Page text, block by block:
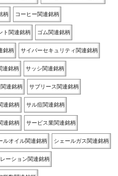
柄 コーヒー関連銘柄
ト関連銘柄 ゴム関連銘柄
銘柄 サイバーセキュリティ関連銘柄
連銘柄 サッシ関連銘柄
連銘柄 サブリース関連銘柄
連銘柄 サル痘関連銘柄
連銘柄 サービス業関連銘柄
ルオイル関連銘柄 シェールガス関連銘柄
ーション関連銘柄